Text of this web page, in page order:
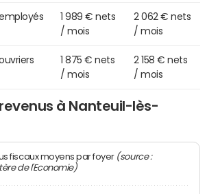
1 989 € nets
/ mois
2 062 € nets
/ mois
1 875 € nets
/ mois
2 158 € nets
/ mois
à Nanteuil-lès-
fiscaux moyens par foyer (source :
de l'Economie)